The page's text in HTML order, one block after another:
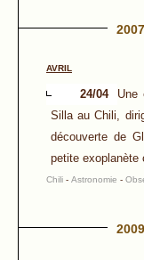
2007
AVRIL
24/04
Une
Silla au Chili,
découverte de
petite exoplanète
Chili - Astronomie -
2009